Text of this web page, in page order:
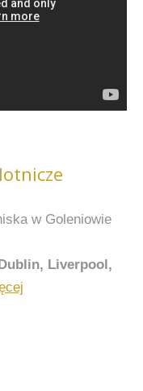
w Goleniowie
Liverpool,